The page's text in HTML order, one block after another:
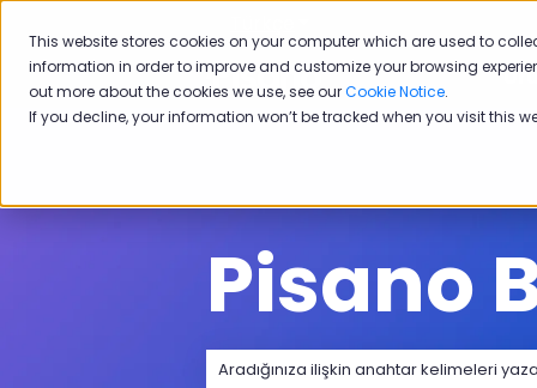
This website stores cookies on your computer which are used to
information in order to improve and customize your browsing
out more about the cookies we use, see ourCookie Notice.
If you decline, your information won’t be tracked when you visit this
Pisano